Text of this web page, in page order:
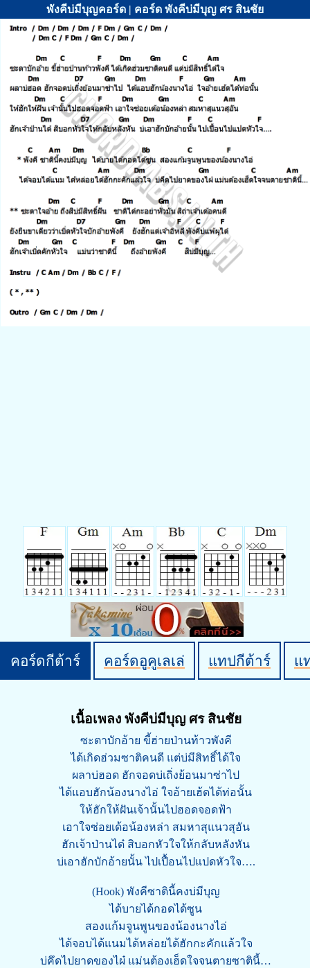
พังคีบ่มีบุญคอร์ด | คอร์ด พังคีบ่มีบุญ ศร สินชัย
คอร์ดกีต้าร์ คอร์ดอูคูเลเล่ แทปกีต้าร์ แ
เนื้อเพลง พังคีบ่มีบุญ ศร สินชัย
ซะตาบักอ้าย ขี้ฮ่ายป่านท้าวพังคี
ได้เกิดฮ่วมซาติคนดี แต่บ่มีสิทธิ์ได้ใจ
ผลาบ่ฮอด ฮักจอดบ่เถิ่งย้อนมาซ่าไป
ได้แอบฮักน้องนางไอ่ ใจอ้ายเฮ้ดได้ท่อนั้น
ให้ฮักให้ฝันเจ้านั้นไปฮอดจอดฟ้า
เอาใจซ่อยเด้อน้องหล่า สมหาสุแนวสุอัน
ฮักเจ้าป่านได๋ สิบอกหัวใจให้กลับหลังหัน
บ่เอาฮักบักอ้ายนั้น ไปเปื้อนไปแปดหัวใจ….
(Hook) พังคีซาตินี้คงบ่มีบุญ
ได้บายได้กอดได้ซูน
สองแก้มจูนพูนของน้องนางไอ่
ได้จอบได้แนมได้หล่อยได้ฮักกะคักแล้วใจ
บ่คึดไปยาดของไผ๋ แม่นต้องเฮ็ดใจจนตายซาตินี้…